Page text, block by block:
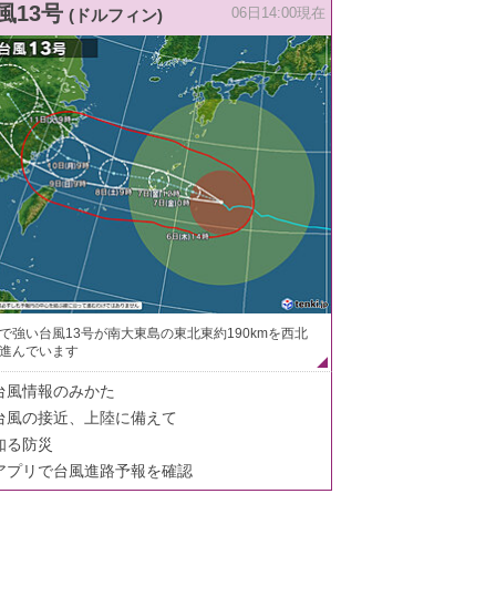
13号 (ドルフィン) 06日14:00現在
強い台風13号が南大東島の東北東約190kmを西北
んでいます
風情報のみかた
風の接近、上陸に備えて
る防災
プリで台風進路予報を確認